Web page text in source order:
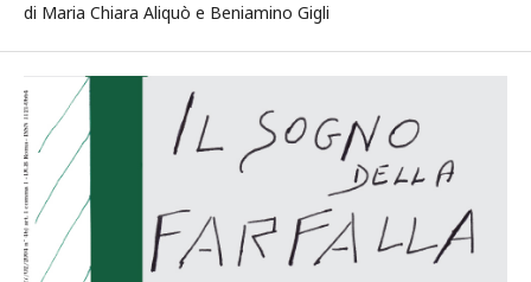
di Maria Chiara Aliquò e Beniamino Gigli